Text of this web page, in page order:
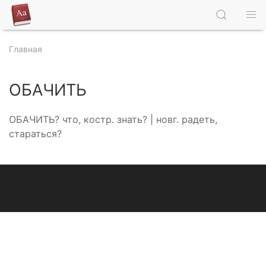
Главная
ОБАЧИТЬ
ОБАЧИТЬ? что, костр. знать? | новг. радеть,
стараться?